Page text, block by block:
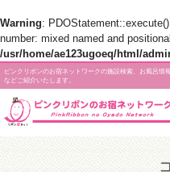
Warning:
number: mixed named and
/usr/home/ae123ugoeq/html/
ピンクリボンのお宿ネットワークの施設検索、お風呂情
などご紹介いたします。